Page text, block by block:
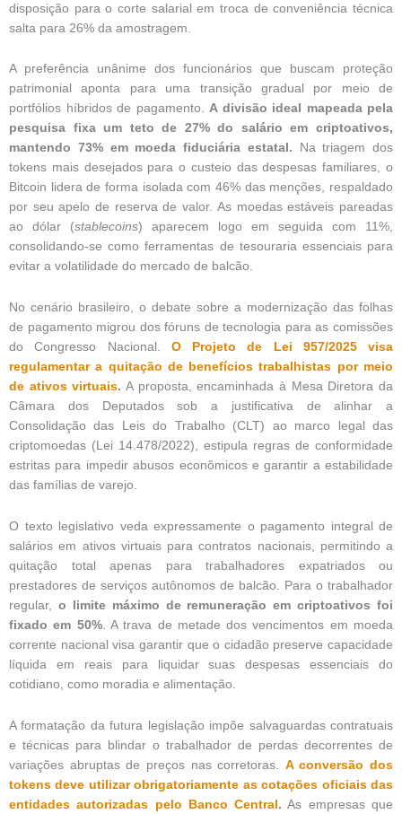
disposição para o corte salarial em troca de conveniência técnica
salta para 26% da amostragem.
A preferência unânime dos funcionários que buscam proteção
patrimonial aponta para uma transição gradual por meio de
portfólios híbridos de pagamento. A divisão ideal mapeada pela
pesquisa fixa um teto de 27% do salário em criptoativos,
mantendo 73% em moeda fiduciária estatal. Na triagem dos
tokens mais desejados para o custeio das despesas familiares, o
Bitcoin lidera de forma isolada com 46% das menções, respaldado
por seu apelo de reserva de valor. As moedas estáveis pareadas
ao dólar (stablecoins) aparecem logo em seguida com 11%,
consolidando-se como ferramentas de tesouraria essenciais para
evitar a volatilidade do mercado de balcão.
No cenário brasileiro, o debate sobre a modernização das folhas
de pagamento migrou dos fóruns de tecnologia para as comissões
do Congresso Nacional. O Projeto de Lei 957/2025 visa
regulamentar a quitação de benefícios trabalhistas por meio
de ativos virtuais. A proposta, encaminhada à Mesa Diretora da
Câmara dos Deputados sob a justificativa de alinhar a
Consolidação das Leis do Trabalho (CLT) ao marco legal das
criptomoedas (Lei 14.478/2022), estipula regras de conformidade
estritas para impedir abusos econômicos e garantir a estabilidade
das famílias de varejo.
O texto legislativo veda expressamente o pagamento integral de
salários em ativos virtuais para contratos nacionais, permitindo a
quitação total apenas para trabalhadores expatriados ou
prestadores de serviços autônomos de balcão. Para o trabalhador
regular, o limite máximo de remuneração em criptoativos foi
fixado em 50%. A trava de metade dos vencimentos em moeda
corrente nacional visa garantir que o cidadão preserve capacidade
líquida em reais para liquidar suas despesas essenciais do
cotidiano, como moradia e alimentação.
A formatação da futura legislação impõe salvaguardas contratuais
e técnicas para blindar o trabalhador de perdas decorrentes de
variações abruptas de preços nas corretoras. A conversão dos
tokens deve utilizar obrigatoriamente as cotações oficiais das
entidades autorizadas pelo Banco Central . As empresas que